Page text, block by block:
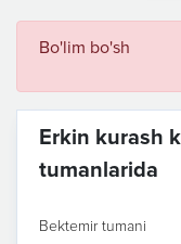
Bo'lim bo'sh
Erkin kurash
tumanlarida
Bektemir tumani